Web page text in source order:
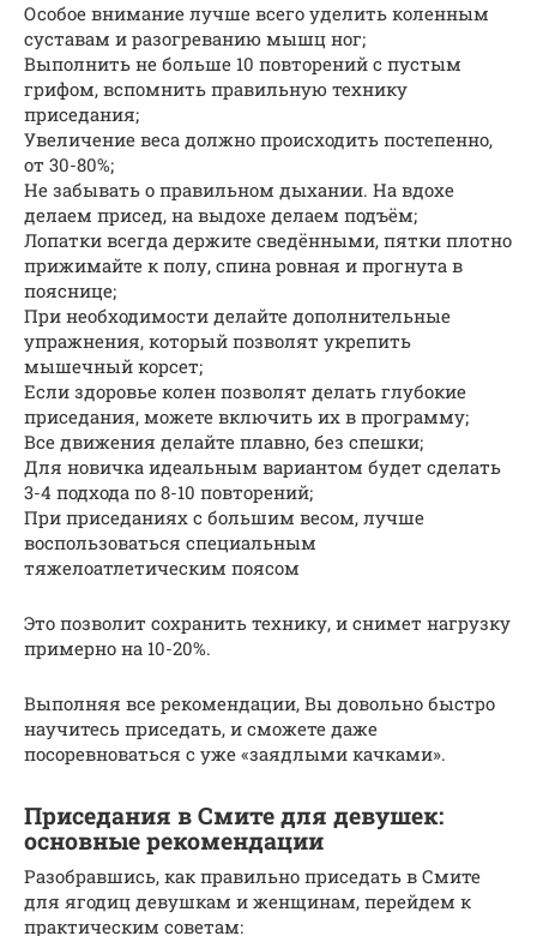
Особое внимание лучше всего уделить коленным
суставам и разогреванию мышц ног;
Выполнить не больше 10 повторений с пустым
грифом, вспомнить правильную технику
приседания;
Увеличение веса должно происходить постепенно,
от 30-80%;
Не забывать о правильном дыхании. На вдохе
делаем присед, на выдохе делаем подъём;
Лопатки всегда держите сведёнными, пятки плотно
прижимайте к полу, спина ровная и прогнута в
пояснице;
При необходимости делайте дополнительные
упражнения, который позволят укрепить
мышечный корсет;
Если здоровье колен позволят делать глубокие
приседания, можете включить их в программу;
Все движения делайте плавно, без спешки;
Для новичка идеальным вариантом будет сделать
3-4 подхода по 8-10 повторений;
При приседаниях с большим весом, лучше
воспользоваться специальным
тяжелоатлетическим поясом
Это позволит сохранить технику, и снимет нагрузку
примерно на 10-20%.
Выполняя все рекомендации, Вы довольно быстро
научитесь приседать, и сможете даже
посоревноваться с уже «заядлыми качками».
Приседания в Смите для девушек:
основные рекомендации
Разобравшись, как правильно приседать в Смите
для ягодиц девушкам и женщинам, перейдем к
практическим советам: